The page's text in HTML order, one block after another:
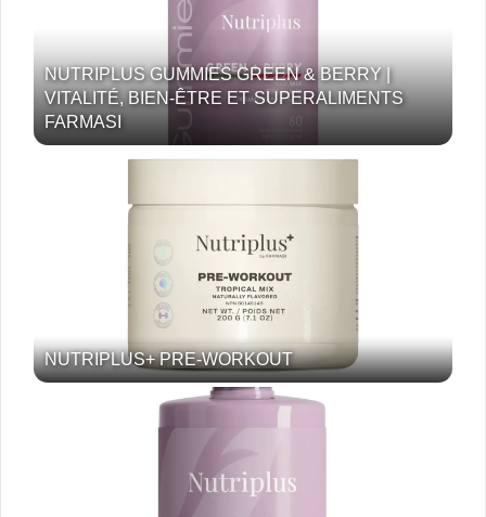
NUTRIPLUS GUMMIES GREEN & BERRY |
VITALITÉ, BIEN-ÊTRE ET SUPERALIMENTS
FARMASI
NUTRIPLUS+ PRE-WORKOUT